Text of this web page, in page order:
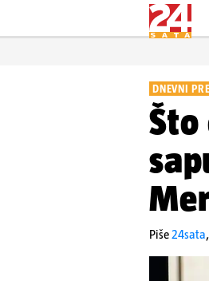
DNEVNI
Piše24sata,